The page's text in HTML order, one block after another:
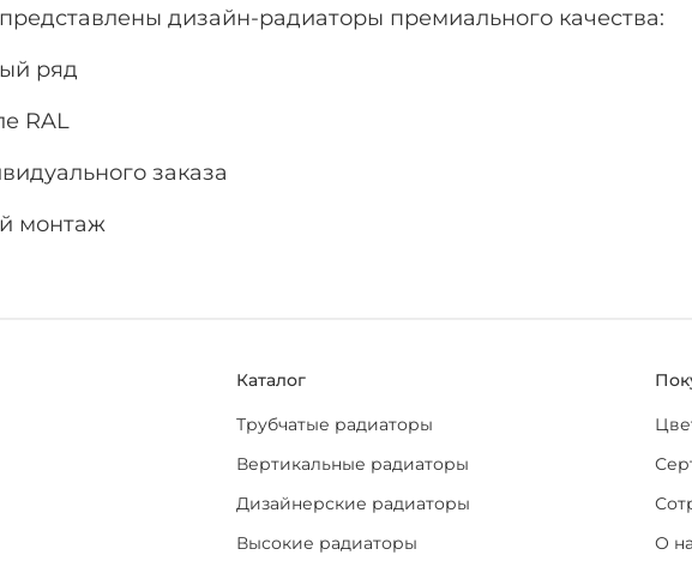
дизайн-радиаторы премиального качества:
ряд
RAL
заказа
монтаж
Каталог
Трубчатые радиаторы
Вертикальные радиаторы
Дизайнерские радиаторы
Высокие радиаторы
О